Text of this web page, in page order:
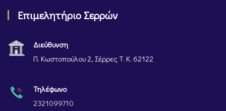
Επιμελητήριο Σερρών
Διεύθυνση
Π. Κωστοπούλου 2, Σέρρες Τ. Κ. 62122
Τηλέφωνο
2321099710